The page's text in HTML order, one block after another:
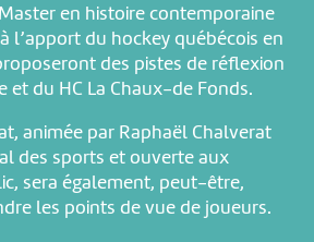
en histoire contemporaine
l’apport du hockey québécois en
des pistes de réflexion
et du HC La Chaux-de Fonds.
animée par Raphaël Chalverat
des sports et ouverte aux
sera également, peut-être,
les points de vue de joueurs.